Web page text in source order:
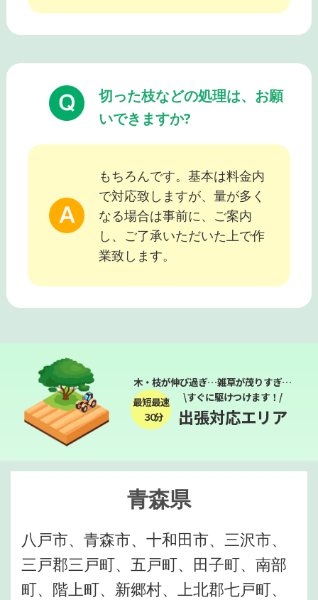
切った枝などの処理は、お願
いできますか?
もちろんです。基本は料金内
で対応致しますが、量が多く
なる場合は事前に、ご案内
し、ご了承いただいた上で作
業致します。
木・枝が伸び過ぎ…雑草が茂りすぎ…
最短最速
３０分
\すぐに駆けつけます！/
出張対応エリア
青森県
八戸市、青森市、十和田市、三沢市、
三戸郡三戸町、五戸町、田子町、南部
町、階上町、新郷村、上北郡七戸町、